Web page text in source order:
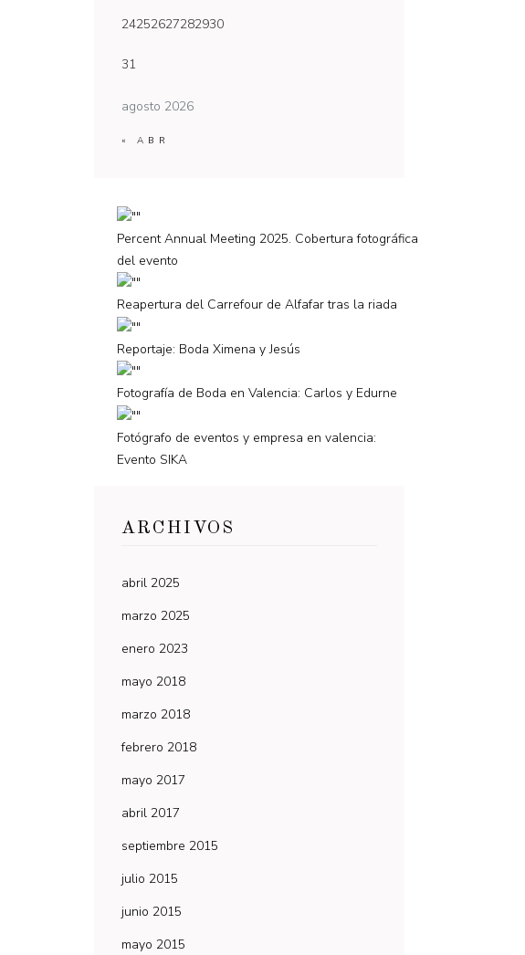
agosto 2026
24252627282930
31
« ABR
Percent Annual Meeting 2025. Cobertura fotográfica
del evento
Reapertura del Carrefour de Alfafar tras la riada
Reportaje: Boda Ximena y Jesús
Fotografía de Boda en Valencia: Carlos y Edurne
Fotógrafo de eventos y empresa en valencia:
Evento SIKA
ARCHIVOS
abril 2025
marzo 2025
enero 2023
mayo 2018
marzo 2018
febrero 2018
mayo 2017
abril 2017
septiembre 2015
julio 2015
junio 2015
mayo 2015